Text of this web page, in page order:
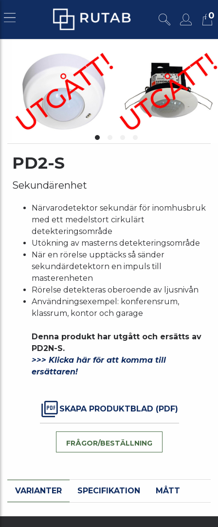
0
PD2-S
Sekundärenhet
Närvarodetektor sekundär för inomhusbruk
med ett medelstort cirkulärt
detekteringsområde
Utökning av masterns detekteringsområde
När en rörelse upptäcks så sänder
sekundärdetektorn en impuls till
masterenheten
Rörelse detekteras oberoende av ljusnivån
Användningsexempel: konferensrum,
klassrum, kontor och garage
Denna produkt har utgått och ersätts av
PD2N-S.
>>> Klicka här för att komma till
ersättaren!
SKAPA PRODUKTBLAD (PDF)
FRÅGOR/BESTÄLLNING
VARIANTER SPECIFIKATION MÅTT